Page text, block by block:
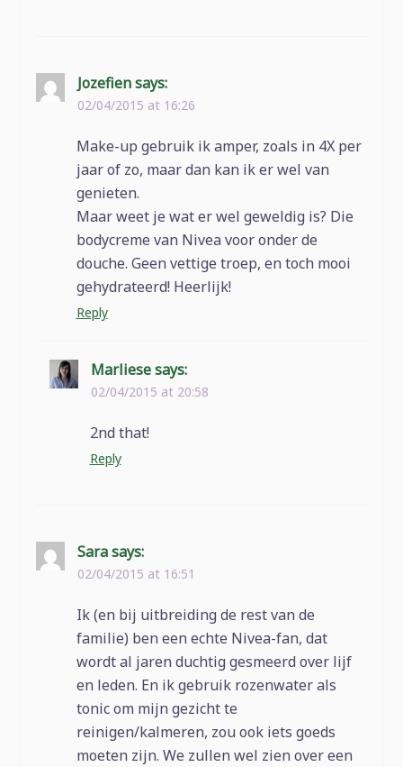
Jozefien says:
02/04/2015 at 16:26
Make-up gebruik ik amper, zoals in 4X per
jaar of zo, maar dan kan ik er wel van
genieten.
Maar weet je wat er wel geweldig is? Die
bodycreme van Nivea voor onder de
douche. Geen vettige troep, en toch mooi
gehydrateerd! Heerlijk!
Reply
Marliese says:
02/04/2015 at 20:58
2nd that!
Reply
Sara says:
02/04/2015 at 16:51
Ik (en bij uitbreiding de rest van de
familie) ben een echte Nivea-fan, dat
wordt al jaren duchtig gesmeerd over lijf
en leden. En ik gebruik rozenwater als
tonic om mijn gezicht te
reinigen/kalmeren, zou ook iets goeds
moeten zijn. We zullen wel zien over een